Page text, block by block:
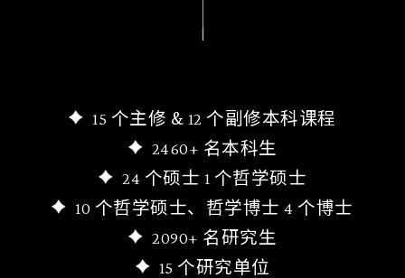
15 个主修 & 12 个副修本科课程
2460+ 名本科生
24 个硕士 1 个哲学硕士
10 个哲学硕士、哲学博士 4 个博士
2090+ 名研究生
15 个研究单位